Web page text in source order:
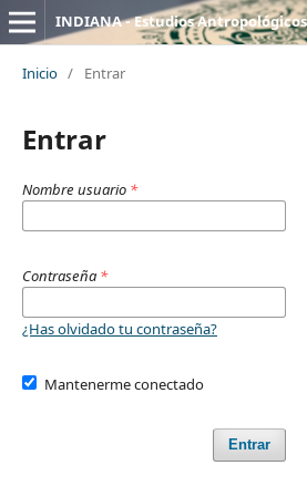
Inicio / Entrar
Entrar
Nombre usuario *
Contraseña *
¿Has olvidado tu contraseña?
Mantenerme conectado
Entrar